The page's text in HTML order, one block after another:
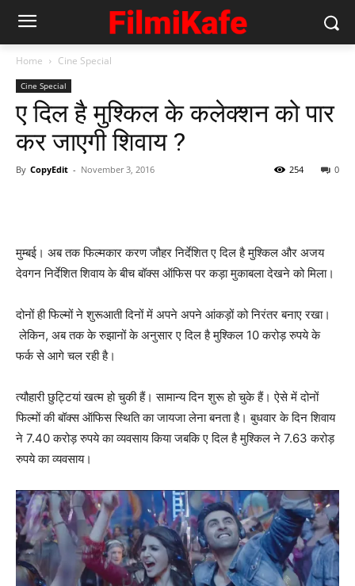
Home Cine Special
Cine Special
ए दिल है मुश्‍किल के कलेक्‍शन को पार
कर जाएगी शिवाय ?
By CopyEdit - November 3, 2016 0
254
मुम्‍बई। अब तक फिल्‍मकार करण जौहर निर्देशित ए दिल है मुश्‍किल और अजय
देवगन निर्देशित शिवाय के बीच बॉक्‍स ऑफिस पर कड़ा मुकाबला देखने को मिला।
दोनों ही फिल्‍मों ने शुरूआती दिनों में अपने अपने आंकड़ों को निरंतर बनाए रखा।
लेकिन, अब तक के रुझानों के अनुसार ए दिल है मुश्‍किल 10 करोड़ रुपये के
फर्क से आगे चल रही है।
त्‍यौहारी छुट्टियां खत्‍म हो चुकी हैं। सामान्‍य दिन शुरू हो चुके हैं। ऐसे में दोनों
फिल्‍मों की बॉक्‍स ऑफिस स्‍थिति का जायजा लेना बनता है। बुधवार के दिन शिवाय
ने 7.40 करोड़ रुपये का व्‍यवसाय किया जबकि ए दिल है मुश्‍किल ने 7.63 करोड़
रुपये का व्‍यवसाय।